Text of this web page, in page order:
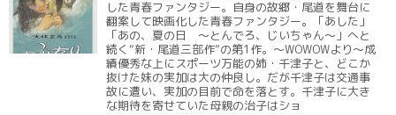
した青春ファンタジー。自身の故郷・尾道を舞台に
翻案して映画化した青春ファンタジー。「あした」
「あの、夏の日 ～とんでろ、じいちゃん～」へと
続く“新・尾道三部作”の第1作。～WOWOWより～成
績優秀な上にスポーツ万能の姉・千津子と、どこか
抜けた妹の実加は大の仲良し。だが千津子は交通事
故に遭い、実加の目前で命を落とす。千津子に大き
な期待を寄せていた母親の治子はショ